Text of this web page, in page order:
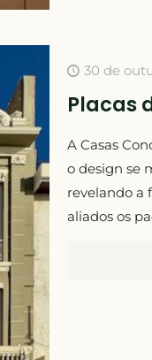
30 de
Placas
A Casas
o design se
revelando a
aliados os